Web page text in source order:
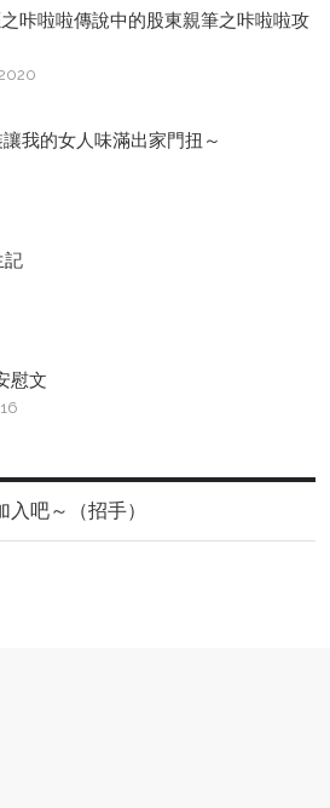
咔啦啦傳說中的股東親筆之咔啦啦攻
我的女人味滿出家門扭～
記
慰文
入吧～（招手）